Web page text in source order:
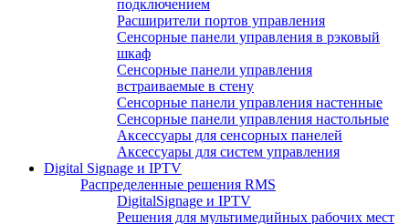
подключением
Расширители портов управления
Сенсорные панели управления в рэковый
шкаф
Сенсорные панели управления
встраиваемые в стену
Сенсорные панели управления настенные
Сенсорные панели управления настольные
Аксессуары для сенсорных панелей
Аксессуары для систем управления
Digital Signage и IPTV
Распределенные решения RMS
DigitalSignage и IPTV
Решения для мультимедийных рабочих мест